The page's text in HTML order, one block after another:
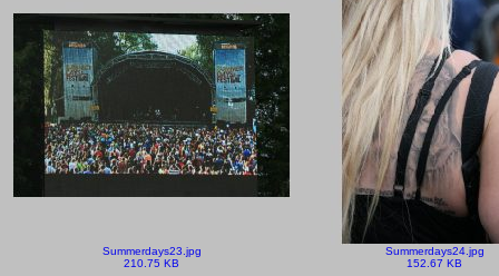
Summerdays23.jpg
210.75 KB
Summerdays24.jpg
152.67 KB